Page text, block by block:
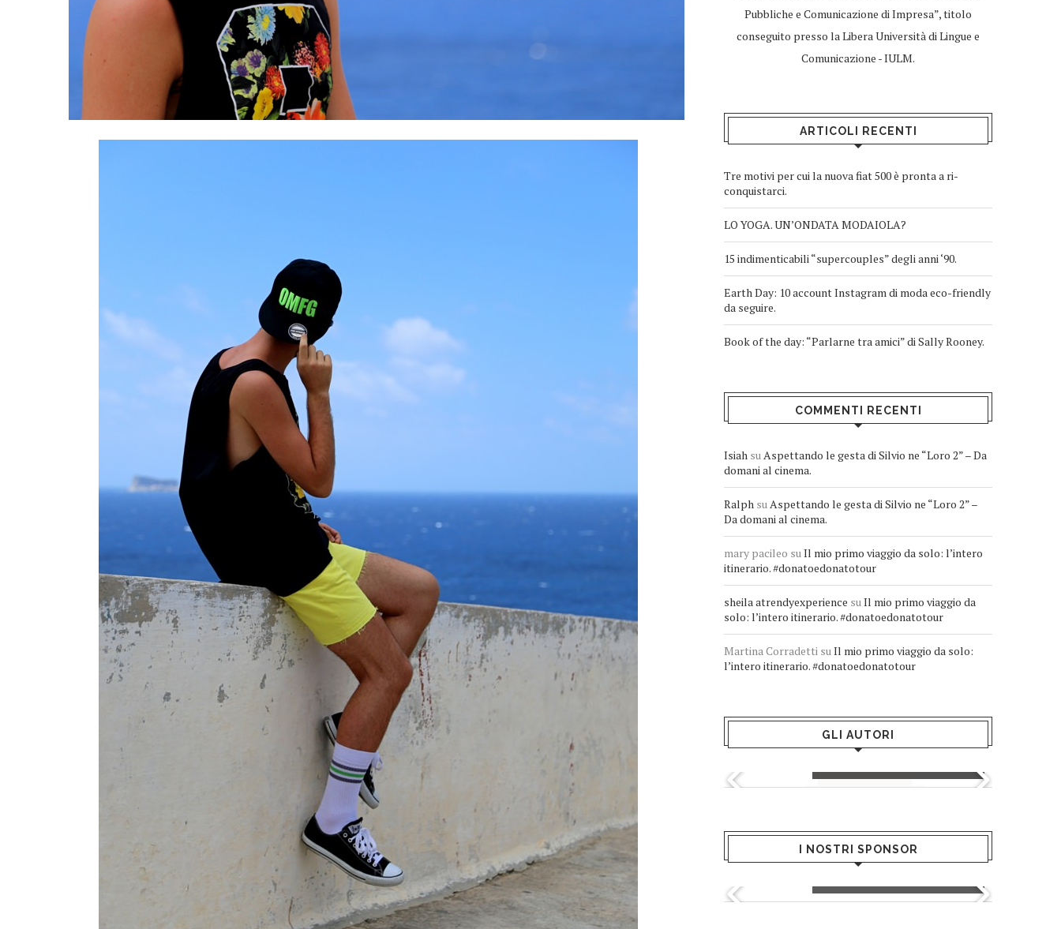
Pubbliche e Comunicazione di Impresa”, titolo
conseguito presso la Libera Università di Lingue e
Comunicazione - IULM.
ARTICOLI RECENTI
Tre motivi per cui la nuova fiat 500 è pronta a ri-
conquistarci.
LO YOGA. UN’ONDATA MODAIOLA?
15 indimenticabili “supercouples” degli anni ‘90.
Earth Day: 10 account Instagram di moda eco-friendly
da seguire.
Book of the day: “Parlarne tra amici” di Sally Rooney.
COMMENTI RECENTI
Isiah suAspettando le gesta di Silvio ne “Loro 2” – Da
domani al cinema.
Ralph suAspettando le gesta di Silvio ne “Loro 2” –
Da domani al cinema.
mary pacileo suIl mio primo viaggio da solo: l’intero
itinerario. #donatoedonatotour
sheila atrendyexperience suIl mio primo viaggio da
solo: l’intero itinerario. #donatoedonatotour
Martina Corradetti suIl mio primo viaggio da solo:
l’intero itinerario. #donatoedonatotour
GLI AUTORI
I NOSTRI SPONSOR